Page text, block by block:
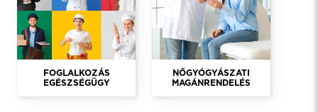
FOGLALKOZÁS
EGÉSZSÉGÜGY
NŐGYÓGYÁSZATI
MAGÁNRENDELÉS